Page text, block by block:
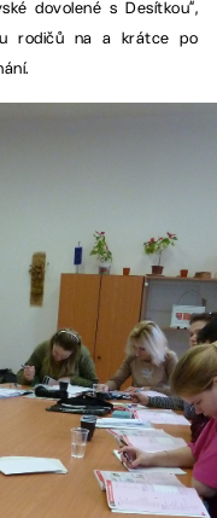
dovolené s Desítkou“,
rodičů na a krátce po